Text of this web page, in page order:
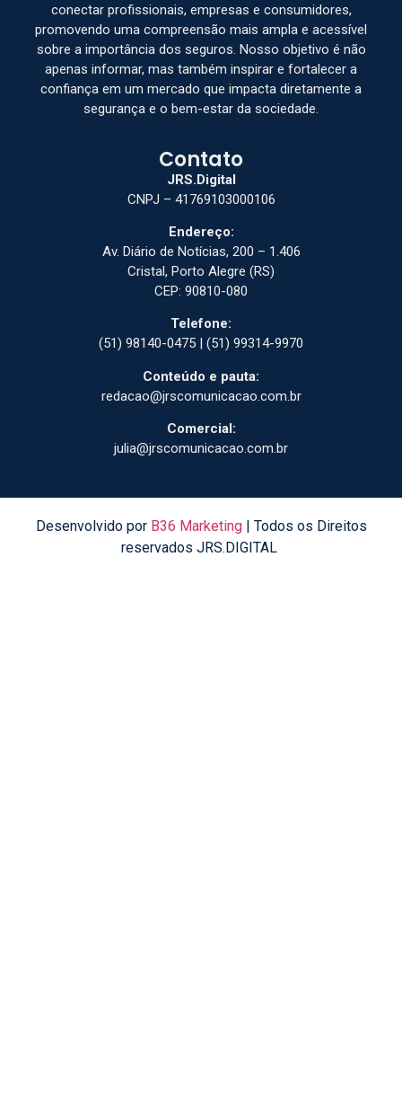
conectar profissionais, empresas e consumidores,
promovendo uma compreensão mais ampla e acessível
sobre a importância dos seguros. Nosso objetivo é não
apenas informar, mas também inspirar e fortalecer a
confiança em um mercado que impacta diretamente a
segurança e o bem-estar da sociedade.
Contato
JRS.Digital
CNPJ – 41769103000106
Endereço:
Av. Diário de Notícias, 200 – 1.406
Cristal, Porto Alegre (RS)
CEP: 90810-080
Telefone:
(51) 98140-0475 | (51) 99314-9970
Conteúdo e pauta:
redacao@jrscomunicacao.com.br
Comercial:
julia@jrscomunicacao.com.br
Desenvolvido por B36 Marketing| Todos os Direitos
reservados JRS.DIGITAL